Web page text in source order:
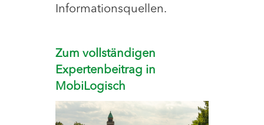
Informationsquellen.
Zum vollständigen
Expertenbeitrag in
MobiLogisch